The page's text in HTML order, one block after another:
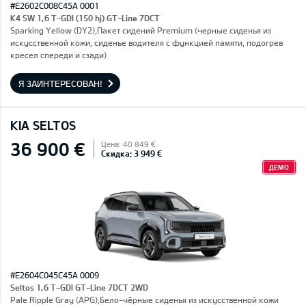
#E2602C008C45A 0001
K4 SW 1,6 T-GDI (150 hj) GT-Line 7DCT
Sparking Yellow (DY2),Пакет сидений Premium (черные сиденья из
искусственной кожи, сиденье водителя с функцией памяти, подогрев
кресел спереди и сзади)
Я ЗАИНТЕРЕСОВАН!
KIA SELTOS
36 900 € Цена: 40 849 €
Скидка: 3 949 €
ДЕМО
#E2604C045C45A 0009
Seltos 1,6 T-GDI GT-Line 7DCT 2WD
Pale Ripple Gray (APG),Бело-чёрные сиденья из искусственной кожи